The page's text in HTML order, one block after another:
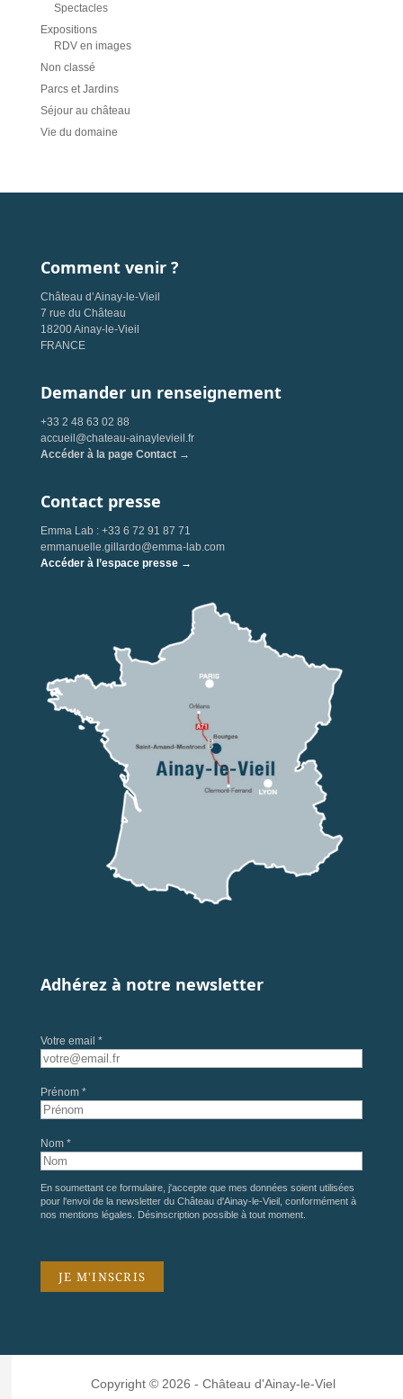
Spectacles
Expositions
RDV en images
Non classé
Parcs et Jardins
Séjour au château
Vie du domaine
Comment venir ?
Château d’Ainay-le-Vieil
7 rue du Château
18200 Ainay-le-Vieil
FRANCE
Demander un renseignement
+33 2 48 63 02 88
accueil@chateau-ainaylevieil.fr
Accéder à la page Contact →
Contact presse
Emma Lab : +33 6 72 91 87 71
emmanuelle.gillardo@emma-lab.com
Accéder à l’espace presse →
Adhérez à notre newsletter
Votre email *
Prénom *
Nom *
En soumettant ce formulaire, j'accepte que mes données soient utilisées
pour l'envoi de la newsletter du Château d'Ainay-le-Vieil, conformément à
nos mentions légales . Désinscription possible à tout moment.
Copyright © 2026 - Château d'Ainay-le-Viel